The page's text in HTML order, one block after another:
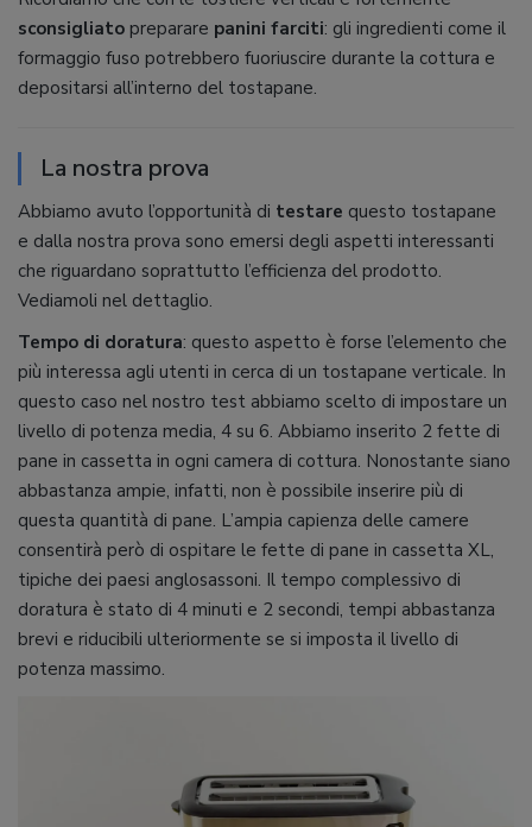
sconsigliato preparare panini farciti: gli ingredienti come il
formaggio fuso potrebbero fuoriuscire durante la cottura e
depositarsi all’interno del tostapane.
La nostra prova
Abbiamo avuto l’opportunità di testare questo tostapane
e dalla nostra prova sono emersi degli aspetti interessanti
che riguardano soprattutto l’efficienza del prodotto.
Vediamoli nel dettaglio.
Tempo di doratura: questo aspetto è forse l’elemento che
più interessa agli utenti in cerca di un tostapane verticale. In
questo caso nel nostro test abbiamo scelto di impostare un
livello di potenza media, 4 su 6. Abbiamo inserito 2 fette di
pane in cassetta in ogni camera di cottura. Nonostante siano
abbastanza ampie, infatti, non è possibile inserire più di
questa quantità di pane. L’ampia capienza delle camere
consentirà però di ospitare le fette di pane in cassetta XL,
tipiche dei paesi anglosassoni. Il tempo complessivo di
doratura è stato di 4 minuti e 2 secondi, tempi abbastanza
brevi e riducibili ulteriormente se si imposta il livello di
potenza massimo.